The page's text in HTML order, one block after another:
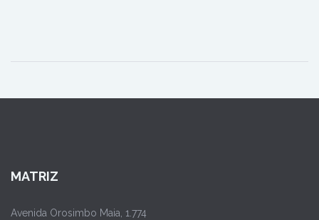
MATRIZ
Avenida Orosimbo Maia, 1.774